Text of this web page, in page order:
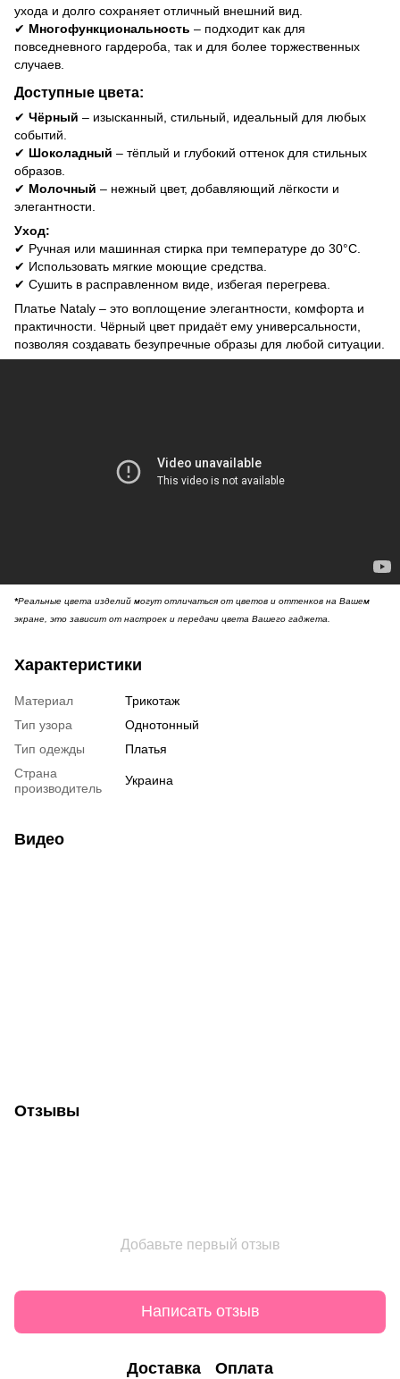
ухода и долго сохраняет отличный внешний вид.
✔ Многофункциональность – подходит как для
повседневного гардероба, так и для более торжественных
случаев.
Доступные цвета:
✔ Чёрный – изысканный, стильный, идеальный для любых
событий.
✔ Шоколадный – тёплый и глубокий оттенок для стильных
образов.
✔ Молочный – нежный цвет, добавляющий лёгкости и
элегантности.
Уход:
✔ Ручная или машинная стирка при температуре до 30°C.
✔ Использовать мягкие моющие средства.
✔ Сушить в расправленном виде, избегая перегрева.
Платье Nataly – это воплощение элегантности, комфорта и
практичности. Чёрный цвет придаёт ему универсальности,
позволяя создавать безупречные образы для любой ситуации.
*Реальные цвета изделий могут отличаться от цветов и оттенков на Вашем
экране, это зависит от настроек и передачи цвета Вашего гаджета.
Характеристики
Материал
Трикотаж
Тип узора
Однотонный
Тип одежды
Платья
Страна
производитель
Украина
Видео
Отзывы
Добавьте первый отзыв
Написать отзыв
Доставка Оплата